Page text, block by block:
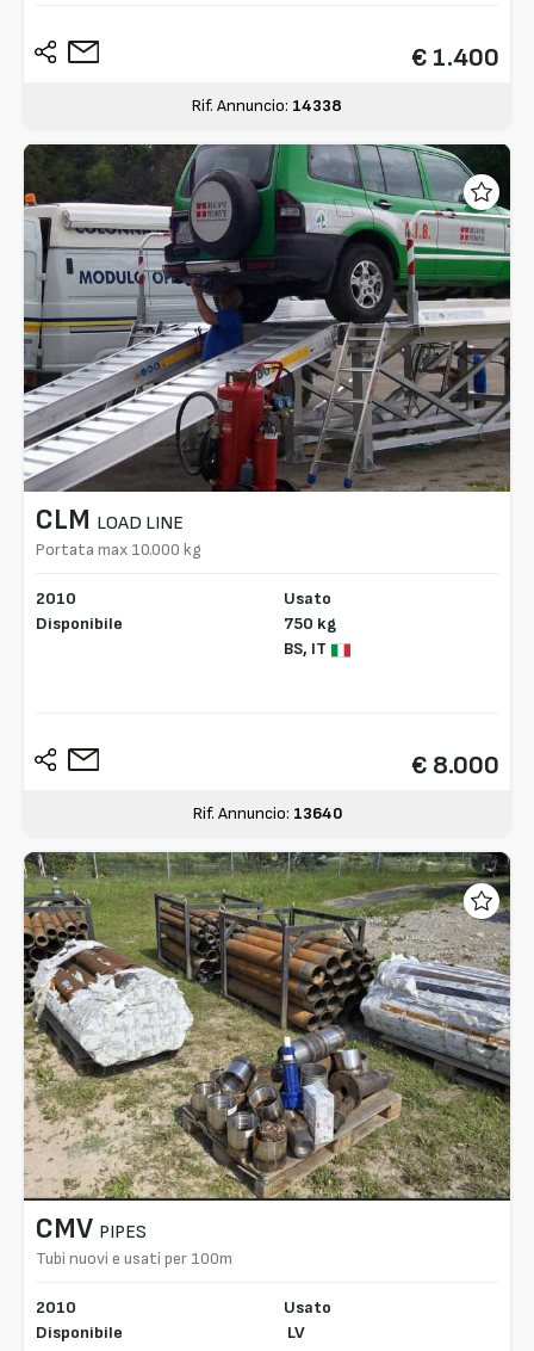
€ 1.400
Rif. Annuncio: 14338
CLM LOAD LINE
Portata max 10.000 kg
2010
Disponibile
Usato
750 kg
BS, IT
€ 8.000
Rif. Annuncio: 13640
CMV PIPES
Tubi nuovi e usati per 100m
2010
Disponibile
Usato
LV